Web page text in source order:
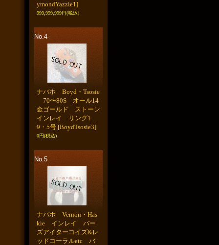
ymondYazzie1]
999,999,999円(税込)
No.4
ナバホ Boyd・Tsosie
70〜80S オール14
金ゴールド ストーン
インレイ リング1
9・5号 [BoydTsosie3]
0円(税込)
No.5
ナバホ Vernon・Has
kie インレイ バー
ズアイターコイズ&レ
ッドコーラルetc バ